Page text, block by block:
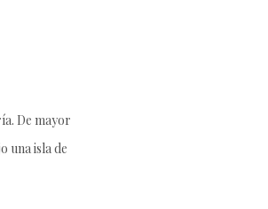
De mayor
una isla de